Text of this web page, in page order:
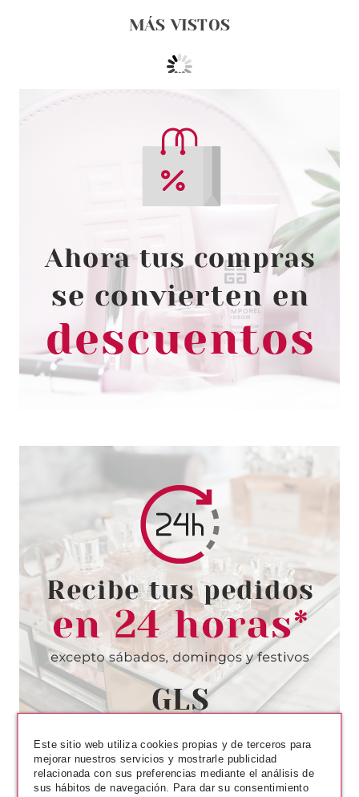
MÁS VISTOS
ESSENCE
ESSENCE TINTED KISS TINTE
LABIAL HIDRATANTE 03 CORAL
COLADA
Pvr 3.79€
-10%
desde
3.40€
ESSENCE
ESSENCE MY MUST HAVES
LABIOS 03 TAKE THE LEAD
Pvr 1.89€
-16%
desde
1.59€
Este sitio web utiliza cookies propias y de terceros para
mejorar nuestros servicios y mostrarle publicidad
relacionada con sus preferencias mediante el análisis de
sus hábitos de navegación. Para dar su consentimiento